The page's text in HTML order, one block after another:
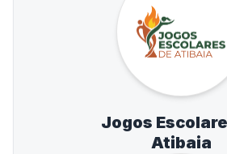
Jogos
Atibaia